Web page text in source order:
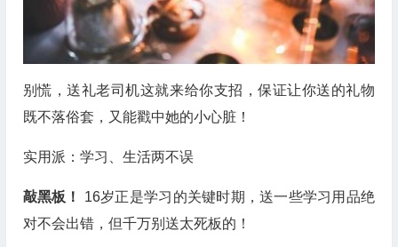
别慌，送礼老司机这就来给你支招，保证让你送的礼物
既不落俗套，又能戳中她的小心脏！
实用派：学习、生活两不误
敲黑板！ 16岁正是学习的关键时期，送一些学习用品绝
对不会出错，但千万别送太死板的！